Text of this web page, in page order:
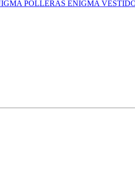
POLLERAS ENIGMA